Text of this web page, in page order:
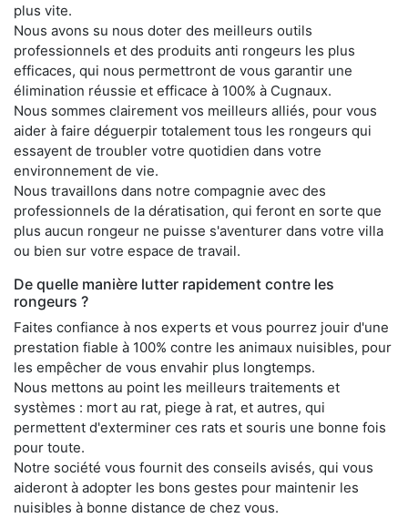
plus vite.
Nous avons su nous doter des meilleurs outils
professionnels et des produits anti rongeurs les plus
efficaces, qui nous permettront de vous garantir une
élimination réussie et efficace à 100% à Cugnaux.
Nous sommes clairement vos meilleurs alliés, pour vous
aider à faire déguerpir totalement tous les rongeurs qui
essayent de troubler votre quotidien dans votre
environnement de vie.
Nous travaillons dans notre compagnie avec des
professionnels de la dératisation, qui feront en sorte que
plus aucun rongeur ne puisse s'aventurer dans votre villa
ou bien sur votre espace de travail.
De quelle manière lutter rapidement contre les
rongeurs ?
Faites confiance à nos experts et vous pourrez jouir d'une
prestation fiable à 100% contre les animaux nuisibles, pour
les empêcher de vous envahir plus longtemps.
Nous mettons au point les meilleurs traitements et
systèmes : mort au rat, piege à rat, et autres, qui
permettent d'exterminer ces rats et souris une bonne fois
pour toute.
Notre société vous fournit des conseils avisés, qui vous
aideront à adopter les bons gestes pour maintenir les
nuisibles à bonne distance de chez vous.